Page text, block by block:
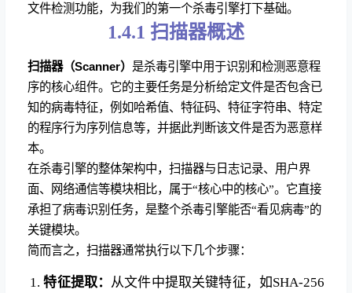
文件检测功能，为我们的第一个杀毒引擎打下基础。
1.4.1 扫描器概述
扫描器（Scanner） 是杀毒引擎中用于识别和检测恶意程
序的核心组件。它的主要任务是分析给定文件是否包含已
知的病毒特征，例如哈希值、特征码、特征字符串、特定
的程序行为序列信息等，并据此判断该文件是否为恶意样
本。
在杀毒引擎的整体架构中，扫描器与日志记录、用户界
面、网络通信等模块相比，属于“核心中的核心”。它直接
承担了病毒识别任务，是整个杀毒引擎能否“看见病毒”的
关键模块。
简而言之，扫描器通常执行以下几个步骤：
特征提取： 从文件中提取关键特征，如SHA-256